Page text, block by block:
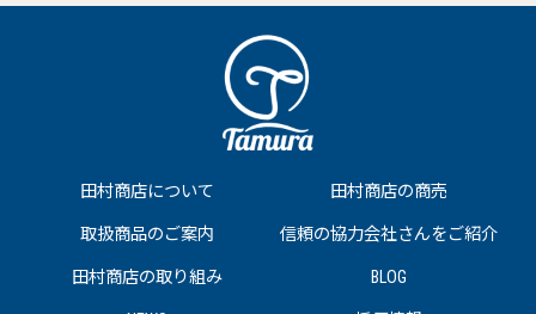
田村商店について 田村商店の商売
取扱商品のご案内 信頼の協力会社さんをご紹介
田村商店の取り組み BLOG